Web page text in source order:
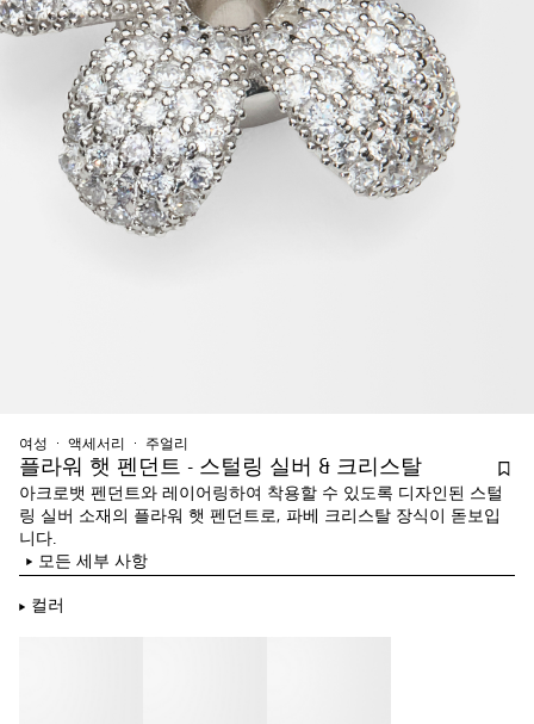
여성 액세서리 주얼리
플라워 햇 펜던트 - 스털링 실버 & 크리스탈
아크로뱃 펜던트와 레이어링하여 착용할 수 있도록 디자인된 스털
링 실버 소재의 플라워 햇 펜던트로, 파베 크리스탈 장식이 돋보입
니다.
모든 세부 사항
컬러